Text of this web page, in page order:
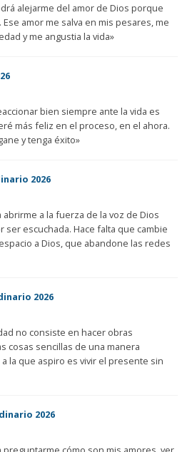
alejarme del amor de Dios porque
amor me salva en mis pesares, me
y me angustia la vida»
bien siempre ante la vida es
más feliz en el proceso, en el ahora.
y tenga éxito»
2026
a la fuerza de la voz de Dios
ser escuchada. Hace falta que cambie
a Dios, que abandone las redes
2026
no consiste en hacer obras
cosas sencillas de una manera
la que aspiro es vivir el presente sin
2026